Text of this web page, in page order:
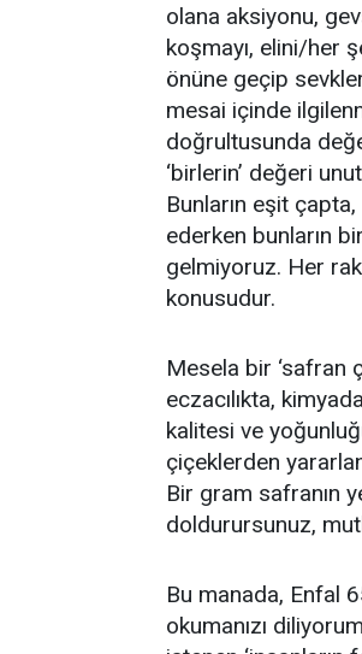
olana aksiyonu,
koşmayı, elini/her
önüne geçip
mesai içinde
doğrultusunda
‘birlerin’ değeri
Bunların eşit
ederken bunların
gelmiyoruz. Her
konusudur.
Mesela bir ‘safran
eczacılıkta,
kalitesi ve
çiçeklerden
Bir gram safranın
doldurursunuz,
Bu manada, Enfal
okumanızı